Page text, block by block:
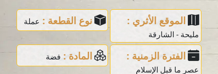
الموقع الأثري :
مليحة - الشارقة
نوع القطعة : عملة
الفترة الزمنية :
عصر ما قبل الإسلام
المادة : فضة